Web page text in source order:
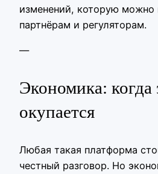
изменений, которую можно
партнёрам и регуляторам.
—
Экономика: когда
окупается
Любая такая платформа
честный разговор. Но